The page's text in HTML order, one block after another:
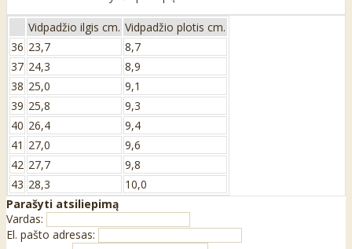
Vidpadžio ilgis cm. Vidpadžio plotis cm.
36 23,7
8,7
37 24,3
8,9
38 25,0
9,1
39 25,8
9,3
40 26,4
9,4
41 27,0
9,6
42 27,7
9,8
43 28,3
10,0
Parašyti atsiliepimą
Vardas:
El. pašto adresas: